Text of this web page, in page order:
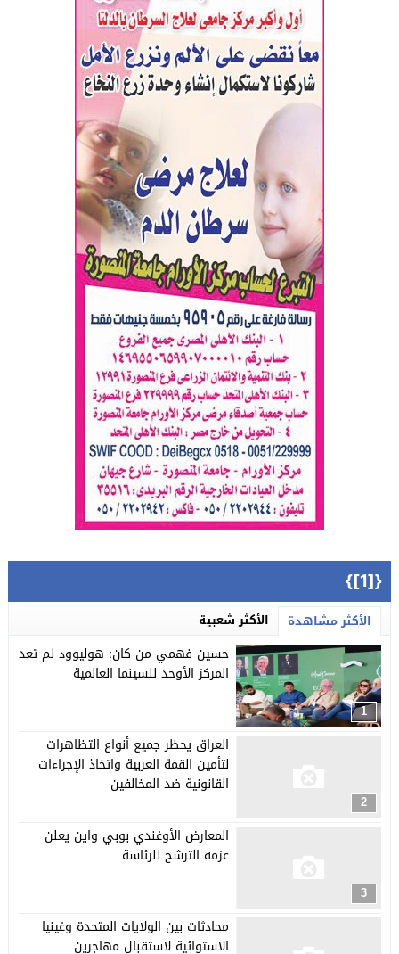
{[1]}
الأكثر مشاهدة الأكثر شعبية
1
حسين فهمي من كان: هوليوود لم تعد
المركز الأوحد للسينما العالمية
2
العراق يحظر جميع أنواع التظاهرات
لتأمين القمة العربية واتخاذ الإجراءات
القانونية ضد المخالفين
3
المعارض الأوغندي بوبي واين يعلن
عزمه الترشح للرئاسة
محادثات بين الولايات المتحدة وغينيا
الاستوائية لاستقبال مهاجرين